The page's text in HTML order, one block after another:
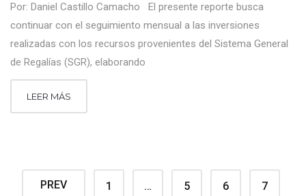
Por: Daniel Castillo Camacho El presente reporte busca
continuar con el seguimiento mensual a las inversiones
realizadas con los recursos provenientes del Sistema General
de Regalías (SGR), elaborando
LEER MÁS
PREV 1 … 5 6 7